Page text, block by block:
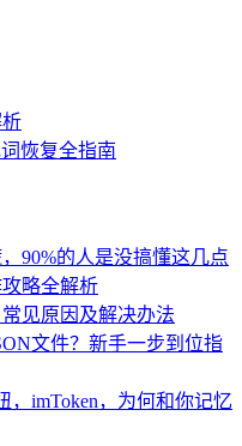
恢复全指南
90%的人是没搞懂这几点
略全解析
见原因及解决办法
文件？新手一步到位指
，imToken，为何和你记忆